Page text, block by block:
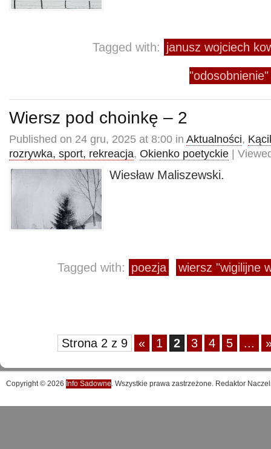
Tagged with: janusz wojciech
"odosobnienie"
Wiersz pod choinkę – 2
Published on 24 gru, 2025 at 8:00 in Aktualności,
rozrywka, sport, rekreacja, Okienko poetyckie |
Wiesław Maliszewski.
Tagged with: poezja wiersz "wigilijne
Strona 2 z 9 « 1 2 3 4 5 ...
Copyright © 2026 Info Sadowne. Wszystkie prawa zastrzeżone. Redaktor